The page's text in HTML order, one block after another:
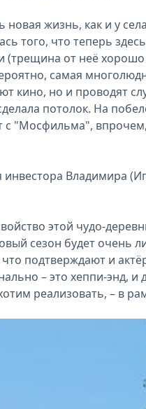
новая жизнь, как и у
того, что теперь
(трещина от неё
самая
кино, но и проводят
потолок. На
с "Мосфильма",
Владимира
этой чудо-
сезон будет очень
подтверждают и
– это хеппи-энд, и
реализовать, – в